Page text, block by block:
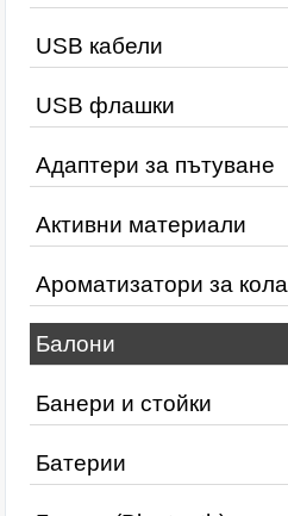
USB кабели
USB флашки
Адаптери за пътуване
Активни материали
Ароматизатори за кола
Балони
Банери и стойки
Батерии